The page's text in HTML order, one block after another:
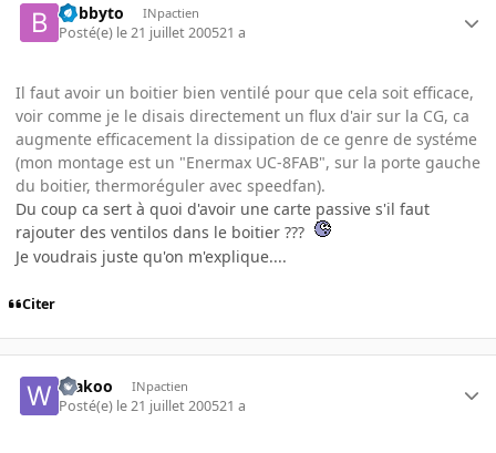
bobbyto INpactien
Posté(e) le 21 juillet 200521 a
Il faut avoir un boitier bien ventilé pour que cela soit efficace,
voir comme je le disais directement un flux d'air sur la CG, ca
augmente efficacement la dissipation de ce genre de systéme
(mon montage est un "Enermax UC-8FAB", sur la porte gauche
du boitier, thermoréguler avec speedfan).
Du coup ca sert à quoi d'avoir une carte passive s'il faut
rajouter des ventilos dans le boitier ???
Je voudrais juste qu'on m'explique....
Citer
Wakoo INpactien
Posté(e) le 21 juillet 200521 a